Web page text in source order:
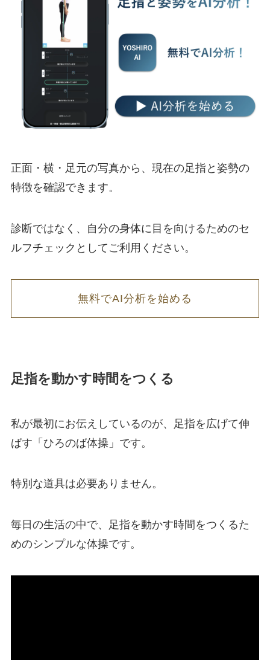
正面・横・足元の写真から、現在の足指と姿勢の
特徴を確認できます。
診断ではなく、自分の身体に目を向けるためのセ
ルフチェックとしてご利用ください。
無料でAI分析を始める
足指を動かす時間をつくる
私が最初にお伝えしているのが、足指を広げて伸
ばす「ひろのば体操」です。
特別な道具は必要ありません。
毎日の生活の中で、足指を動かす時間をつくるた
めのシンプルな体操です。